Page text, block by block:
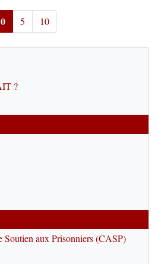
0 5 10
?
Soutien aux Prisonniers (CASP)